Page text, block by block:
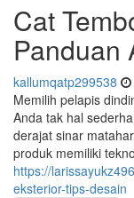
Cat
Panduan
kallumqatp299538
Memilih pelapis
Anda tak hal
derajat sinar
produk memiliki
https://
eksterior-tips-desain